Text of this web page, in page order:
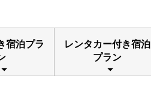
宿泊プラ
レンタカー付き宿泊
プラン